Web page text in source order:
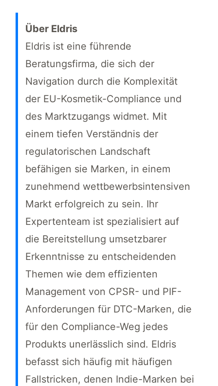
Über Eldris
Eldris ist eine führende
Beratungsfirma, die sich der
Navigation durch die Komplexität
der EU-Kosmetik-Compliance und
des Marktzugangs widmet. Mit
einem tiefen Verständnis der
regulatorischen Landschaft
befähigen sie Marken, in einem
zunehmend wettbewerbsintensiven
Markt erfolgreich zu sein. Ihr
Expertenteam ist spezialisiert auf
die Bereitstellung umsetzbarer
Erkenntnisse zu entscheidenden
Themen wie dem effizienten
Management von CPSR- und PIF-
Anforderungen für DTC-Marken, die
für den Compliance-Weg jedes
Produkts unerlässlich sind. Eldris
befasst sich häufig mit häufigen
Fallstricken, denen Indie-Marken bei